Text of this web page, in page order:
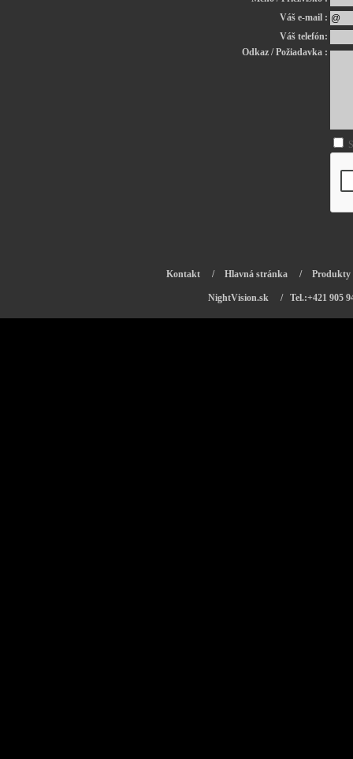
Váš e-mail :
Váš telefón:
Odkaz / Požiadavka :
Kontakt / Hlavná stránka / Produkty
NightVision.sk / Tel.:+421 905